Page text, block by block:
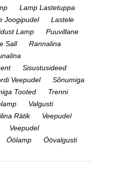
Lamp Lastetuppa
Joogipudel
Lastele
Lamp
Puuvillane
Sall
Rannalina
Sisustusideed
Veepudel
Sõnumiga
Tooted
Trenni
Valgusti
Rätik
Veepudel
Veepudel
Öölamp Öövalgusti